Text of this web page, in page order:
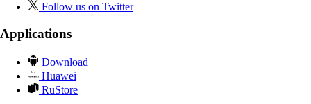
Follow us on Twitter
Applications
Download
Huawei
RuStore